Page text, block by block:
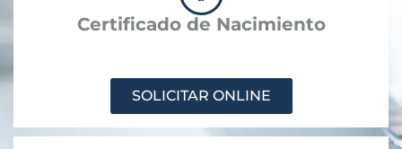
Certificado de Nacimiento
SOLICITAR ONLINE